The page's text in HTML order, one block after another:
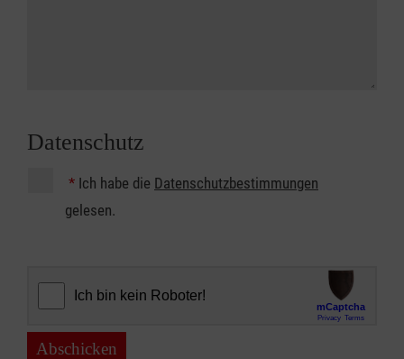
Datenschutz
* Ich habe die Datenschutzbestimmungen
gelesen.
Abschicken